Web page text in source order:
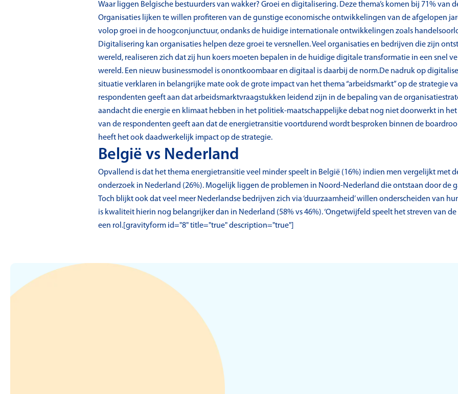
Waar liggen Belgische bestuurders van wakker? Groei en digitalisering. Deze thema’s komen bij 71% van
Organisaties lijken te willen profiteren van de gunstige economische ontwikkelingen van de afgelopen
volop groei in de hoogconjunctuur, ondanks de huidige internationale ontwikkelingen zoals
Digitalisering kan organisaties helpen deze groei te versnellen. Veel organisaties en bedrijven die zijn
wereld, realiseren zich dat zij hun koers moeten bepalen in de huidige digitale transformatie in een snel
wereld. Een nieuw businessmodel is onontkoombaar en digitaal is daarbij de norm.De nadruk op
situatie verklaren in belangrijke mate ook de grote impact van het thema “arbeidsmarkt” op de strategie
respondenten geeft aan dat arbeidsmarktvraagstukken leidend zijn in de bepaling van de
aandacht die energie en klimaat hebben in het politiek-maatschappelijke debat nog niet doorwerkt in het
van de respondenten geeft aan dat de energietransitie voortdurend wordt besproken binnen de
heeft het ook daadwerkelijk impact op de strategie.
België vs Nederland
Opvallend is dat het thema energietransitie veel minder speelt in België (16%) indien men vergelijkt met
onderzoek in Nederland (26%). Mogelijk liggen de problemen in Noord-Nederland die ontstaan door de
Toch blijkt ook dat veel meer Nederlandse bedrijven zich via ‘duurzaamheid’ willen onderscheiden van
is kwaliteit hierin nog belangrijker dan in Nederland (58% vs 46%). ‘Ongetwijfeld speelt het streven van de
een rol.[gravityform id="8" title="true" description="true"]